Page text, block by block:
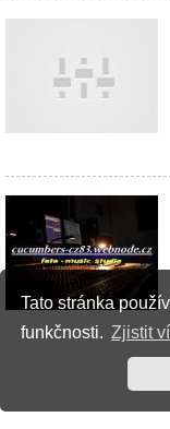
Tato stránka
funkčnosti. Zjistit